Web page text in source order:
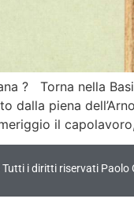
? Torna nella
dalla piena
il
i diritti riservati Paolo